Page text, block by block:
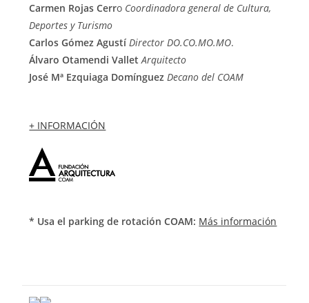
Carmen Rojas Cerro Coordinadora general de Cultura,
Deportes y Turismo
Carlos Gómez Agustí Director DO.CO.MO.MO.
Álvaro Otamendi ValletArquitecto
José Mª Ezquiaga Domínguez Decano del COAM
+ INFORMACIÓN
* Usa el parking de rotación COAM: Más información